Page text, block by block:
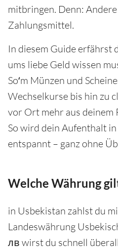
mitbringen. Denn:
Zahlungsmittel.
In diesem Guide erfährst
ums liebe Geld wissen
Soʻm Münzen und
Wechselkurse bis hin zu
vor Ort mehr aus deinem
So wird dein Aufenthalt
entspannt – ganz ohne
Welche Währung
in Usbekistan zahlst du
Landeswährung
лв wirst du schnell